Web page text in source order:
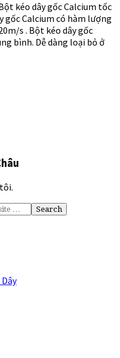
kéo dây gốc Calcium tốc
Calcium có hàm lượng
s . Bột kéo dây gốc
bình. Dễ dàng loại bỏ ở